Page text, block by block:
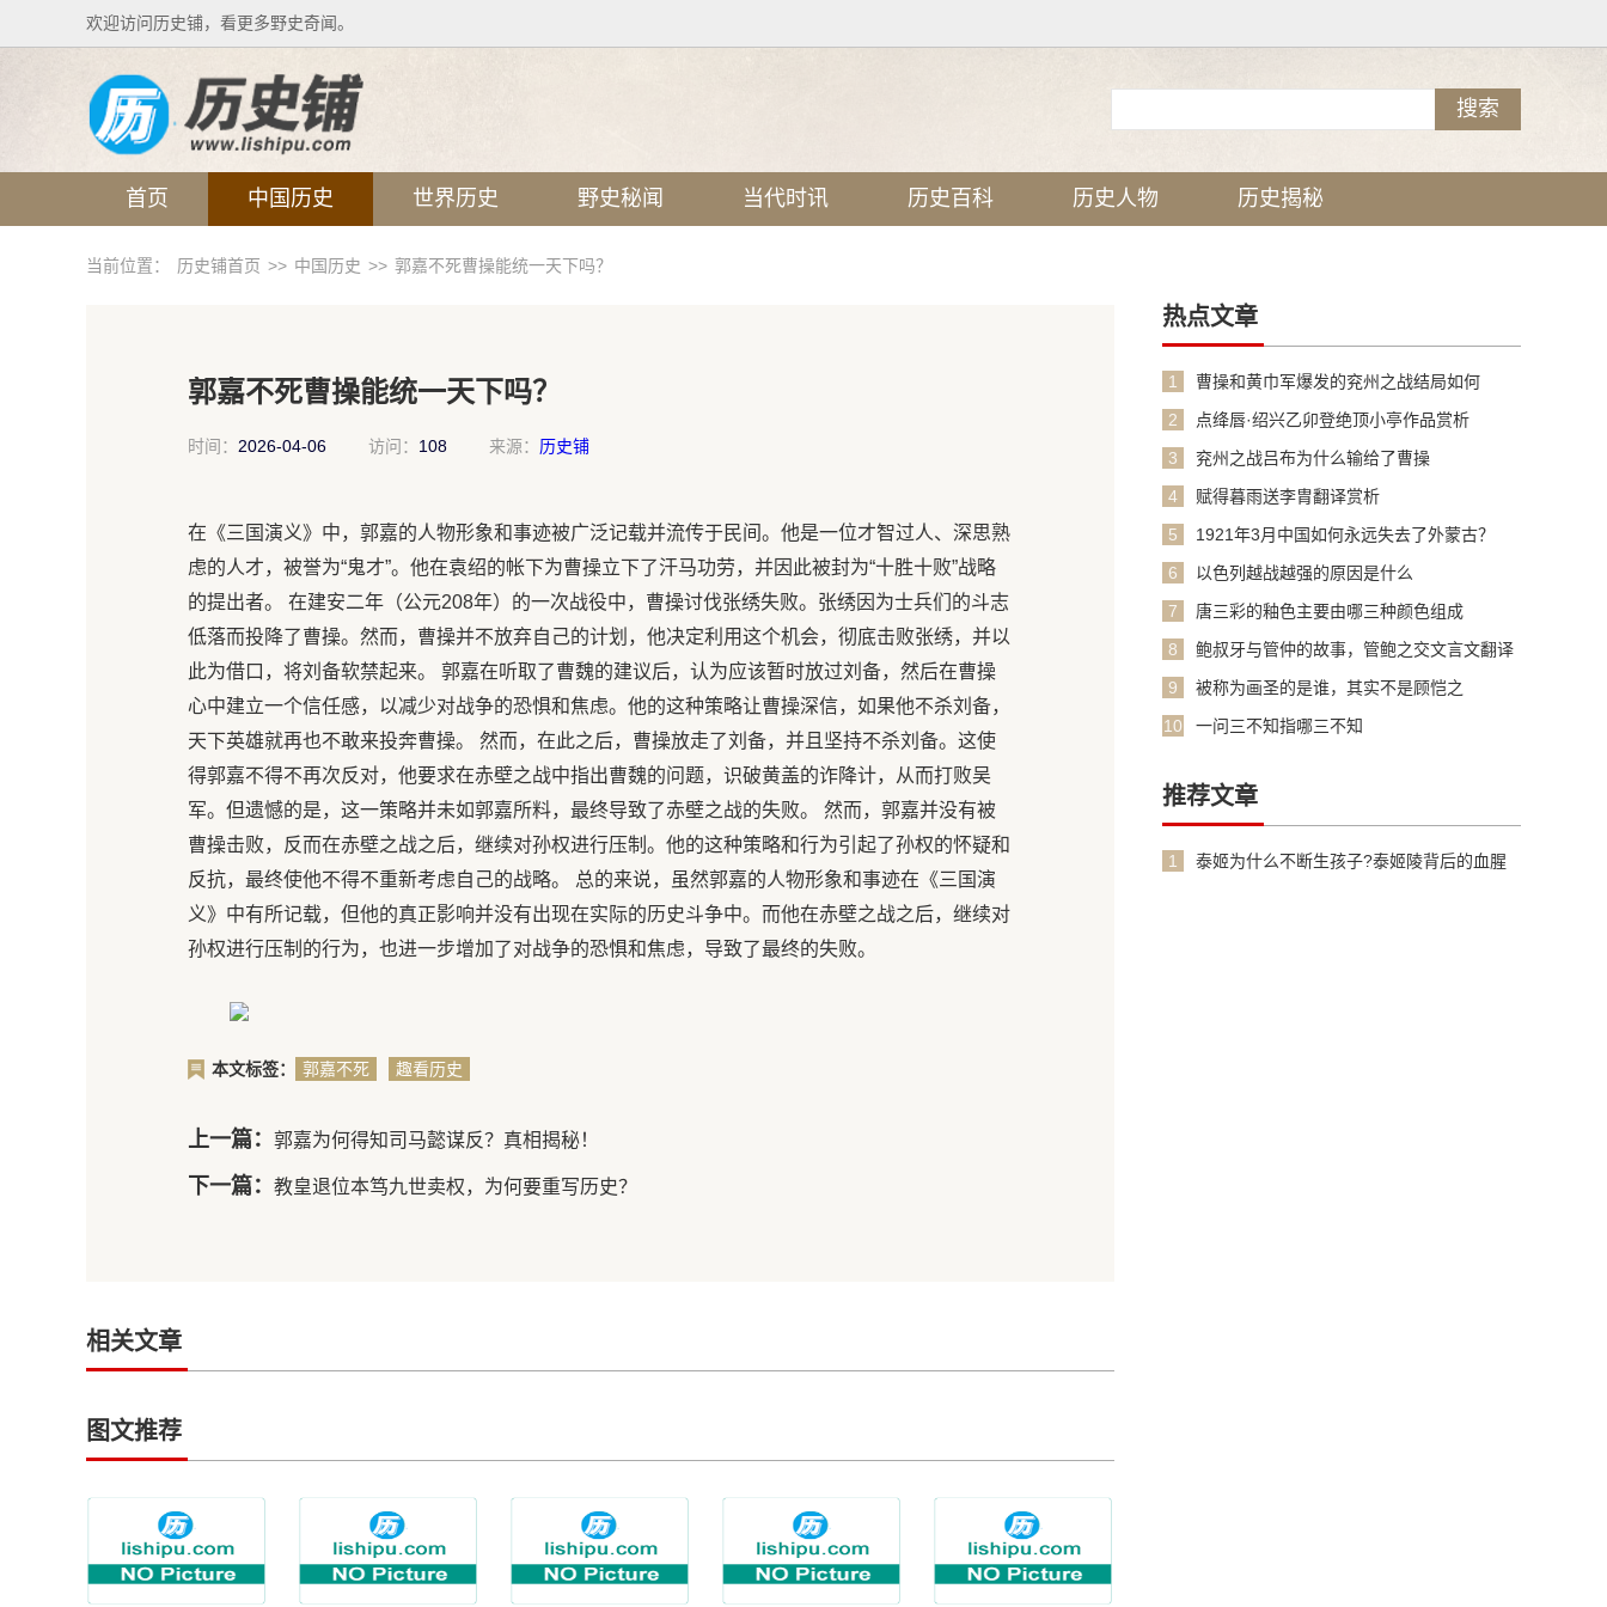
欢迎访问历史铺，看更多野史奇闻。
首页 中国历史 世界历史 野史秘闻 当代时讯 历史百科 历史人物 历史揭秘
当前位置： 历史铺首页 >> 中国历史 >> 郭嘉不死曹操能统一天下吗？
郭嘉不死曹操能统一天下吗？
时间： 2026-04-06 访问： 108 来源： 历史铺
在《三国演义》中，郭嘉的人物形象和事迹被广泛记载并流传于民间。他是一位才智过人、深思熟
虑的人才，被誉为“鬼才”。他在袁绍的帐下为曹操立下了汗马功劳，并因此被封为“十胜十败”战略
的提出者。 在建安二年（公元208年）的一次战役中，曹操讨伐张绣失败。张绣因为士兵们的斗志
低落而投降了曹操。然而，曹操并不放弃自己的计划，他决定利用这个机会，彻底击败张绣，并以
此为借口，将刘备软禁起来。 郭嘉在听取了曹魏的建议后，认为应该暂时放过刘备，然后在曹操
心中建立一个信任感，以减少对战争的恐惧和焦虑。他的这种策略让曹操深信，如果他不杀刘备，
天下英雄就再也不敢来投奔曹操。 然而，在此之后，曹操放走了刘备，并且坚持不杀刘备。这使
得郭嘉不得不再次反对，他要求在赤壁之战中指出曹魏的问题，识破黄盖的诈降计，从而打败吴
军。但遗憾的是，这一策略并未如郭嘉所料，最终导致了赤壁之战的失败。 然而，郭嘉并没有被
曹操击败，反而在赤壁之战之后，继续对孙权进行压制。他的这种策略和行为引起了孙权的怀疑和
反抗，最终使他不得不重新考虑自己的战略。 总的来说，虽然郭嘉的人物形象和事迹在《三国演
义》中有所记载，但他的真正影响并没有出现在实际的历史斗争中。而他在赤壁之战之后，继续对
孙权进行压制的行为，也进一步增加了对战争的恐惧和焦虑，导致了最终的失败。
本文标签：
郭嘉不死
趣看历史
上一篇： 郭嘉为何得知司马懿谋反？真相揭秘！
下一篇： 教皇退位本笃九世卖权，为何要重写历史？
相关文章
图文推荐
热点文章
1
曹操和黄巾军爆发的兖州之战结局如何
2
点绛唇·绍兴乙卯登绝顶小亭作品赏析
3
兖州之战吕布为什么输给了曹操
4
赋得暮雨送李胄翻译赏析
5
1921年3月中国如何永远失去了外蒙古？
6
以色列越战越强的原因是什么
7
唐三彩的釉色主要由哪三种颜色组成
8
鲍叔牙与管仲的故事，管鲍之交文言文翻译
9
被称为画圣的是谁，其实不是顾恺之
10
一问三不知指哪三不知
推荐文章
1
泰姬为什么不断生孩子?泰姬陵背后的血腥